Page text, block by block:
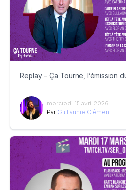
Replay – Ça Tourne, l’émission
mercredi 15 avril 2026
Par Guillaume Clément